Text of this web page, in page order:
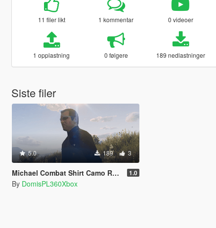
11 filer likt 1 kommentar 0 videoer
1 opplastning 0 følgere 189 nedlastninger
Siste filer
5.0 189 3
Michael Combat Shirt Camo Retexture 1.0
By DomisPL360Xbox